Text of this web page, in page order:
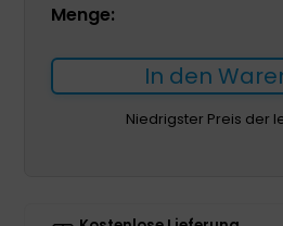
Menge:
In den
Niedrigster Preis der